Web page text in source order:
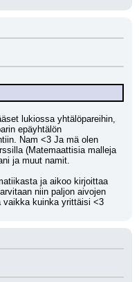
lukiossa yhtälöpareihin,
epäyhtälön
Nam <3 Ja mä olen
(Matemaattisia malleja
ja muut namit.
ja aikoo kirjoittaa
niin paljon aivojen
kuinka yrittäisi <3